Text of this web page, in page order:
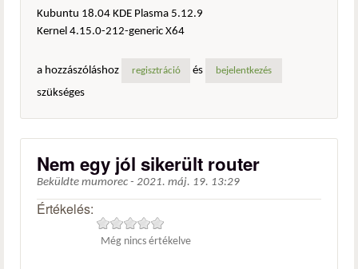
Kubuntu 18.04 KDE Plasma 5.12.9
Kernel 4.15.0-212-generic X64
a hozzászóláshoz regisztráció és bejelentkezés
szükséges
Nem egy jól sikerült router
Beküldte mumorec - 2021. máj. 19. 13:29
Értékelés:
Még nincs értékelve